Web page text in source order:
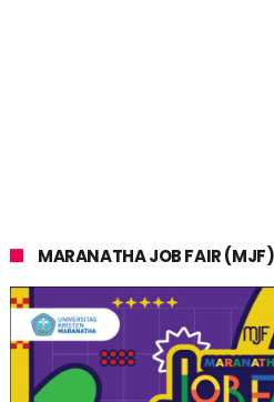
MARANATHA JOB FAIR